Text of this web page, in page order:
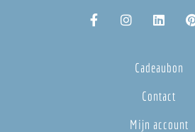
Cadeaubon
Contact
Mijn account